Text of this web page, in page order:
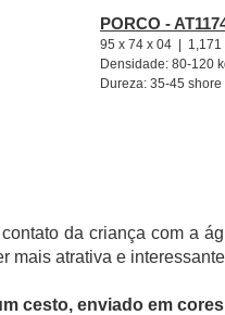
PORCO -
95 x 74 x 04 | 1,171
Densidade: 80-120
Dureza: 35-45 shore
da criança com a
mais atrativa e
cesto, enviado em